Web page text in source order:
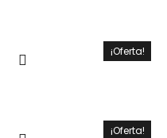
¡Oferta!
¡Oferta!